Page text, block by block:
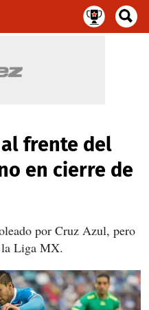
frente del
en cierre de
por Cruz Azul, pero
la Liga MX.